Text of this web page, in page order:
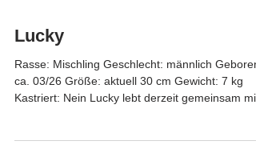
7. Juli
Lucky
Kastriert: Nein Lucky lebt derzeit gemeinsam mit